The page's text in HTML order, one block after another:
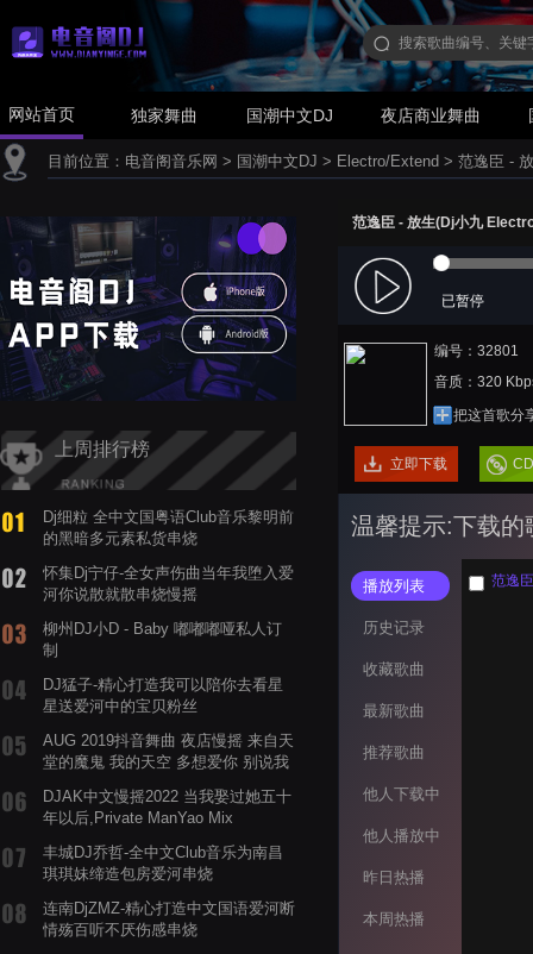
网站首页 独家舞曲 国潮中文DJ 夜店商业舞曲
目前位置： 电音阁音乐网 > 国潮中文DJ > Electro/Extend > 范逸臣 -
上周排行榜
Dj细粒 全中文国粤语Club音乐黎明前
的黑暗多元素私货串烧
怀集Dj宁仔-全女声伤曲当年我堕入爱
河你说散就散串烧慢摇
柳州DJ小D - Baby 嘟嘟嘟哑私人订
制
DJ猛子-精心打造我可以陪你去看星
星送爱河中的宝贝粉丝
AUG 2019抖音舞曲 夜店慢摇 来自天
堂的魔鬼 我的天空 多想爱你 别说我
DJAK中文慢摇2022 当我娶过她五十
年以后,Private ManYao Mix
丰城DJ乔哲-全中文Club音乐为南昌
琪琪妹缔造包房爱河串烧
连南DjZMZ-精心打造中文国语爱河断
情殇百听不厌伤感串烧
范逸臣 - 放生(Dj小九
已暂停
编号：32801
音质：320
把这首歌分
立即下载
温馨提示:下载的
播放列表
历史记录
收藏歌曲
最新歌曲
推荐歌曲
他人下载中
他人播放中
昨日热播
本周热播
范逸